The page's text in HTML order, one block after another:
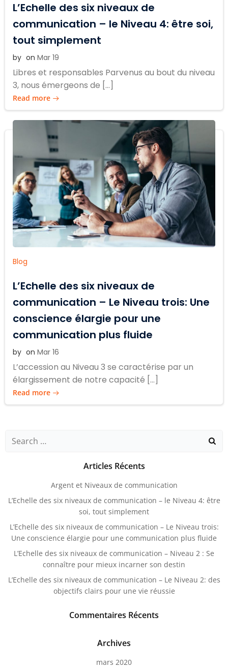
L’Echelle des six niveaux de
communication – le Niveau 4: être soi,
tout simplement
by on Mar 19
Libres et responsables Parvenus au bout du niveau
3, nous émergeons de […]
Read more
Blog
L’Echelle des six niveaux de
communication – Le Niveau trois: Une
conscience élargie pour une
communication plus fluide
by on Mar 16
L’accession au Niveau 3 se caractérise par un
élargissement de notre capacité […]
Read more
Search
Articles Récents
Argent et Niveaux de communication
L’Echelle des six niveaux de communication – le Niveau 4: être
soi, tout simplement
L’Echelle des six niveaux de communication – Le Niveau trois:
Une conscience élargie pour une communication plus fluide
L’Echelle des six niveaux de communication – Niveau 2 : Se
connaître pour mieux incarner son destin
L’Echelle des six niveaux de communication – Le Niveau 2: des
objectifs clairs pour une vie réussie
Commentaires Récents
Archives
mars 2020